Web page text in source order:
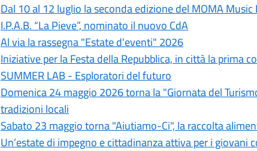
Dal 10 al 12 luglio la seconda edizione del MOMA Music
I.P.A.B. “La Pieve”, nominato il nuovo CdA
Al via la rassegna "Estate d'eventi" 2026
Iniziative per la Festa della Repubblica, in città la prima
SUMMER LAB - Esploratori del futuro
Domenica 24 maggio 2026 torna la "Giornata del
tradizioni locali
Sabato 23 maggio torna "Aiutiamo-Ci", la raccolta
Un’estate di impegno e cittadinanza attiva per i giovani